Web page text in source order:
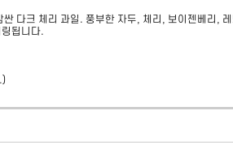
다크 체리 과일. 풍부한 자두, 체리, 보이젠베리,
됩니다.
)